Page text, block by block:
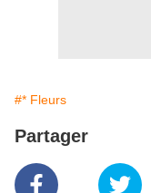
#* Fleurs
Partager